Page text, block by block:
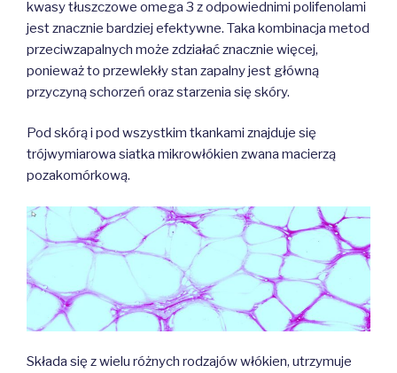
kwasy tłuszczowe omega 3 z odpowiednimi polifenolami
jest znacznie bardziej efektywne. Taka kombinacja metod
przeciwzapalnych może zdziałać znacznie więcej,
ponieważ to przewlekły stan zapalny jest główną
przyczyną schorzeń oraz starzenia się skóry.
Pod skórą i pod wszystkim tkankami znajduje się
trójwymiarowa siatka mikrowłókien zwana macierzą
pozakomórkową.
Składa się z wielu różnych rodzajów włókien, utrzymuje